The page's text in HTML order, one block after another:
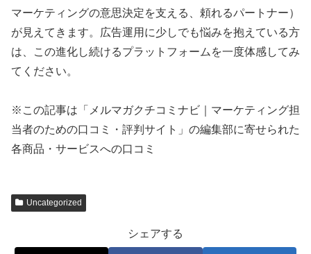
マーケティングの意思決定を支える、頼れるパートナー）
が見えてきます。広告運用に少しでも悩みを抱えている方
は、この進化し続けるプラットフォームを一度体感してみ
てください。
※この記事は「メルマガクチコミナビ｜マーケティング担
当者のための口コミ・評判サイト」の編集部に寄せられた
各商品・サービスへの口コミ
Uncategorized
シェアする